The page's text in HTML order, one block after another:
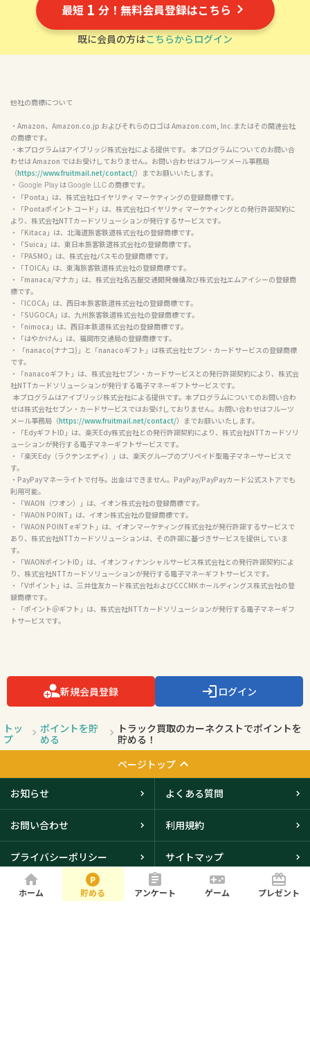
ホーム 貯める アンケート ゲーム プレゼント
最短 1 分！無料会員登録はこちら
既に会員の方はこちらからログイン
他社の商標について
・Amazon、Amazon.co.jp およびそれらのロゴは Amazon.com, Inc.またはその関連会社
の商標です。
・本プログラムはアイブリッジ株式会社による提供です。 本プログラムについてのお問い合
わせは Amazon ではお受けしておりません。お問い合わせはフルーツメール事務局
（https://www.fruitmail.net/contact/）までお願いいたします。
・ Google Play は Google LLC の商標です。
・「Ponta」は、株式会社ロイヤリティ マーケティングの登録商標です。
・「Pontaポイント コード」は、株式会社ロイヤリティ マーケティングとの発行許諾契約に
より、株式会社NTTカードソリューションが発行するサービスです。
・「Kitaca」は、北海道旅客鉄道株式会社の登録商標です。
・「Suica」は、東日本旅客鉄道株式会社の登録商標です。
・「PASMO」は、株式会社パスモの登録商標です。
・「TOICA」は、東海旅客鉄道株式会社の登録商標です。
・「manaca/マナカ」は、株式会社名古屋交通開発機構及び株式会社エムアイシーの登録商
標です。
・「ICOCA」は、西日本旅客鉄道株式会社の登録商標です。
・「SUGOCA」は、九州旅客鉄道株式会社の登録商標です。
・「nimoca」は、西日本鉄道株式会社の登録商標です。
・「はやかけん」は、福岡市交通局の登録商標です。
・ 「nanaco(ナナコ)」と「nanacoギフト」は株式会社セブン・カードサービスの登録商標
です。
・「nanacoギフト」は、株式会社セブン・カードサービスとの発行許諾契約により、株式会
社NTTカードソリューションが発行する電子マネーギフトサービスです。
せは株式会社セブン・カードサービスではお受けしておりません。お問い合わせはフルーツ
メール事務局（https://www.fruitmail.net/contact/）までお願いいたします。
・「EdyギフトID」は、楽天Edy株式会社との発行許諾契約により、株式会社NTTカードソリ
ューションが発行する電子マネーギフトサービスです。
・「楽天Edy（ラクテンエディ）」は、楽天グループのプリペイド型電子マネーサービスで
す。
・PayPayマネーライトで付与。出金はできません。PayPay/PayPayカード公式ストアでも
利用可能。
・「WAON（ワオン）」は、イオン株式会社の登録商標です。
・「WAON POINT」は、イオン株式会社の登録商標です。
・「WAON POINT eギフト」は、イオンマーケティング株式会社が発行許諾するサービスで
あり、株式会社NTTカードソリューションは、その許諾に基づきサービスを提供していま
す。
・「WAONポイントID」は、イオンフィナンシャルサービス株式会社との発行許諾契約によ
り、株式会社NTTカードソリューションが発行する電子マネーギフトサービスです。
・「Vポイント」は、三井住友カード株式会社およびCCCMKホールディングス株式会社の登
録商標です。
・「ポイント＠ギフト」は、株式会社NTTカードソリューションが発行する電子マネーギフ
トサービスです。
新規会員登録 ログイン
トッ
プ
ポイントを貯
める
トラック買取のカーネクストでポイントを
貯める！
ページトップ
お知らせ よくある質問
お問い合わせ 利用規約
プライバシーポリシー サイトマップ
会社概要